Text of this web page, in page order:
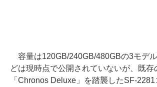
容量は120GB/240GB/480GBの3モデ
どは現時点で公開されていないが、既存
「Chronos Deluxe」を踏襲したSF-